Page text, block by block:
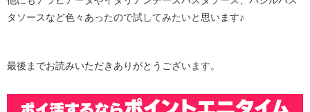
タソースなど色々あったので試してみたいと思います♪
最後までお読みいただきありがとうございます。